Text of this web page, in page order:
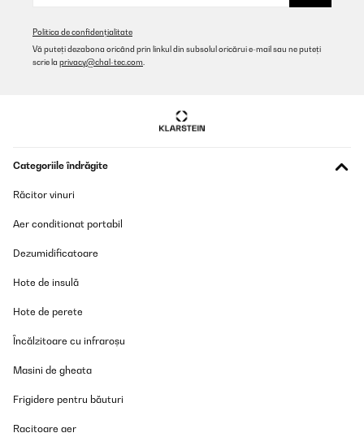
Politica de confidențialitate
Vă puteți dezabona oricând prin linkul din subsolul oricărui e-mail sau ne puteți
scrie la privacy@chal-tec.com
Categoriile îndrăgite
Răcitor vinuri
Aer conditionat portabil
Dezumidificatoare
Hote de insulă
Hote de perete
Încălzitoare cu infraroșu
Masini de gheata
Frigidere pentru băuturi
Racitoare aer